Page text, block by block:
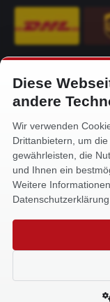
KONTAKT
Alfa-Service
Siemensstr. 32
59199 Bönen
+49 (0) 2383 93640
info@alfa-
Whatsapp (no
Diese
andere
Wir verwenden
Drittanbietern, um
gewährleisten, die
und Ihnen ein
Weitere
Datenschutzerklärung.